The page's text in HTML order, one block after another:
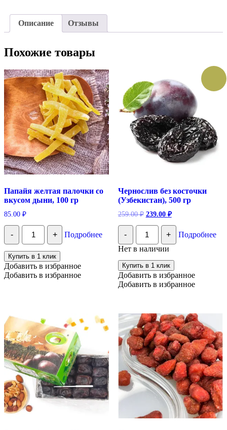
Описание Отзывы
Похожие товары
Папайя желтая палочки со
вкусом дыни, 100 гр
85.00 ₽
-
Количество
Папайя
желтая
палочки
со
вкусом
дыни,
+ Подробнее
Купить в 1 клик
Добавить в избранное
Добавить в избранное
Чернослив без косточки
(Узбекистан), 500 гр
259.00₽ Первоначальная
составляла
259.00 ₽.
239.00 ₽Текущая
-
Количество
Чернослив
без
косточки
(Узбекистан),
500
гр
+
Подробнее
Нет в наличии
Купить в 1 клик
Добавить в избранное
Добавить в избранное